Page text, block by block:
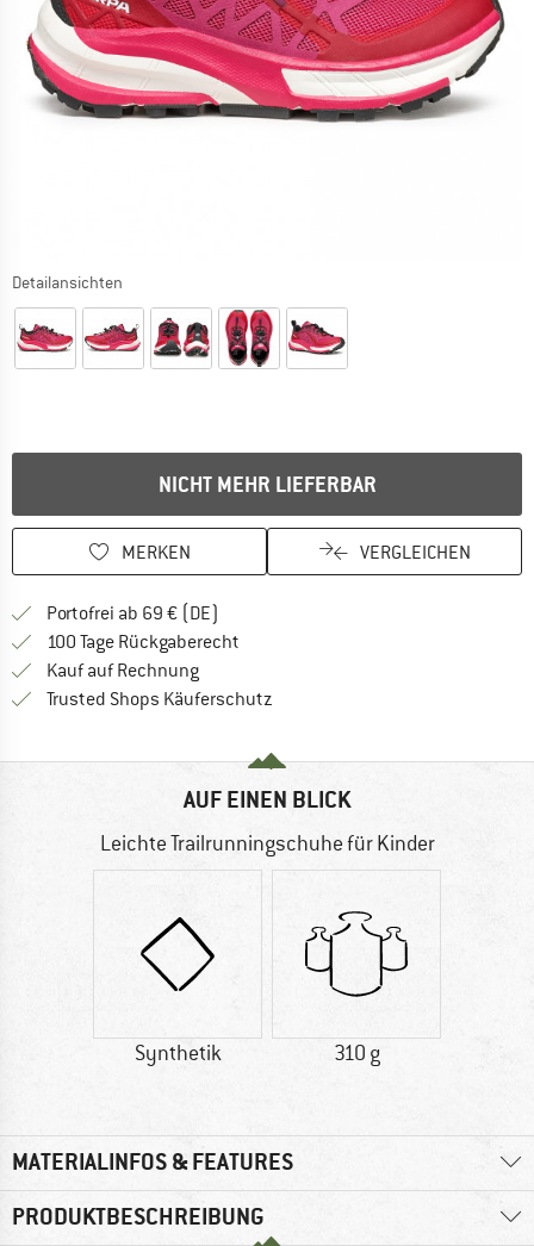
Detailansichten
NICHT MEHR LIEFERBAR
MERKEN VERGLEICHEN
Portofrei ab 69 € (DE)
100 Tage Rückgaberecht
Kauf auf RechnungFinde die Zahlungs-Infos hier! Öffnet
Trusted Shops Käuferschutz
AUF EINEN BLICK
Leichte Trailrunningschuhe für Kinder
Synthetik 310 g
MATERIALINFOS & FEATURES
PRODUKTBESCHREIBUNG